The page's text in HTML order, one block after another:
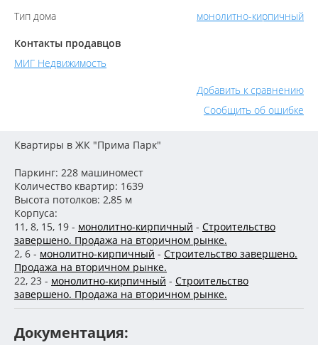
Тип дома
монолитно-кирпичный
Контакты продавцов
МИГ Недвижимость
Добавить к сравнению
Сообщить об ошибке
Квартиры в ЖК "Прима Парк"
Паркинг: 228 машиномест
Количество квартир: 1639
Высота потолков: 2,85 м
Корпуса:
11, 8, 15, 19 - монолитно-кирпичный - Строительство
завершено. Продажа на вторичном рынке.
2, 6 - монолитно-кирпичный - Строительство завершено.
Продажа на вторичном рынке.
22, 23 - монолитно-кирпичный - Строительство
завершено. Продажа на вторичном рынке.
Документация: